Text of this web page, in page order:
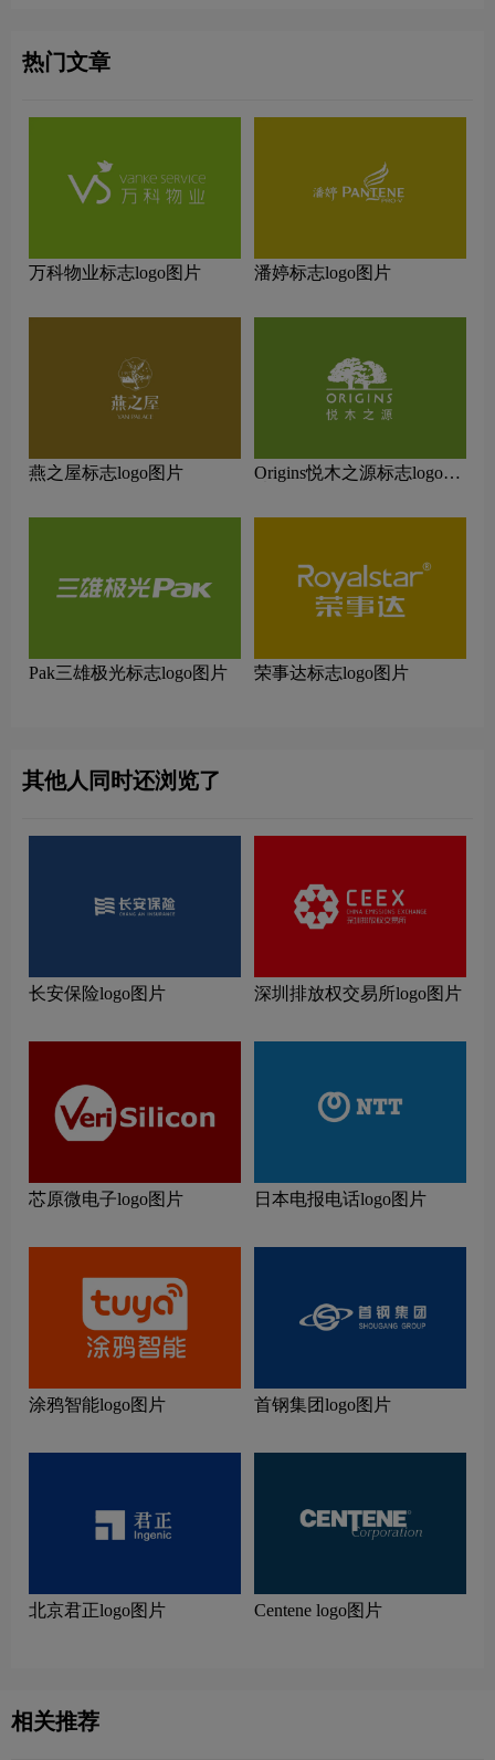
热门文章
万科物业标志logo图片 潘婷标志logo图片
燕之屋标志logo图片
Origins悦木之源标志logo图
Pak三雄极光标志logo图片 荣事达标志logo图片
其他人同时还浏览了
长安保险logo图片 深圳排放权交易所logo图片
芯原微电子logo图片 日本电报电话logo图片
涂鸦智能logo图片 首钢集团logo图片
北京君正logo图片 Centene logo图片
相关推荐